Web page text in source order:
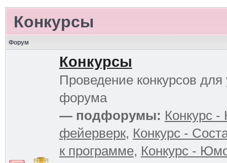
Конкурсы
Форум
Конкурсы
Проведение конкурсов для
форума
— подфорумы: Конкурс
фейерверк, Конкурс -
к программе, Конкурс -